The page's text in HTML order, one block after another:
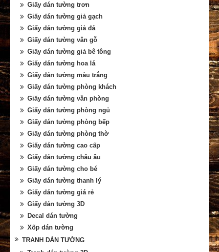
Giấy dán tường trơn
Giấy dán tường giả gạch
Giấy dán tường giả đá
Giấy dán tường vân gỗ
Giấy dán tường giả bê tông
Giấy dán tường hoa lá
Giấy dán tường màu trắng
Giấy dán tường phòng khách
Giấy dán tường văn phòng
Giấy dán tường phòng ngủ
Giấy dán tường phòng bếp
Giấy dán tường phòng thờ
Giấy dán tường cao cấp
Giấy dán tường châu âu
Giấy dán tường cho bé
Giấy dán tường thanh lý
Giấy dán tường giá rẻ
Giấy dán tường 3D
Decal dán tường
Xốp dán tường
TRANH DÁN TƯỜNG